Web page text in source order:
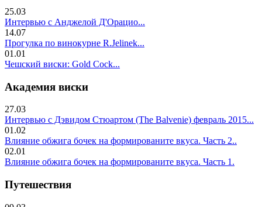
25.03
Интервью с Анджелой Д'Орацио...
14.07
Прогулка по винокурне R.Jelinek...
01.01
Чешский виски: Gold Cock...
Академия виски
27.03
Интервью с Дэвидом Стюартом (The Balvenie) февраль 2015...
01.02
Влияние обжига бочек на формированите вкуса. Часть 2..
02.01
Влияние обжига бочек на формированите вкуса. Часть 1.
Путешествия